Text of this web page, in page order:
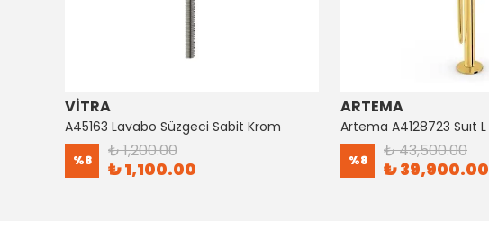
VİTRA
A45163 Lavabo Süzgeci Sabit Krom
%8 ₺ 1,200.00
₺ 1,100.00
ARTEMA
%8 ₺ 43,500.00
₺ 39,900.00